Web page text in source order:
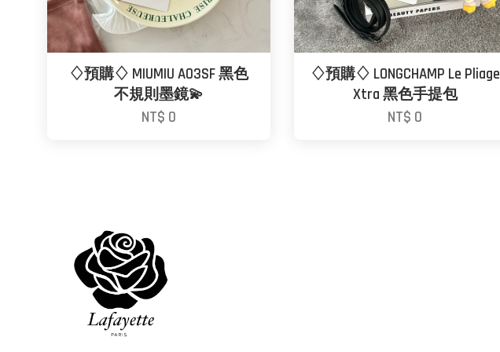
♢預購♢ MIUMIU A03SF 黑色
不規則墨鏡💫
NT$ 0
♢預購♢ LONGCHAMP Le Pliage
Xtra 黑色手提包
NT$ 0